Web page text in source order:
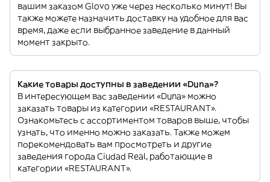
вашим заказом Glovo уже через несколько минут! Вы
также можете назначить доставку на удобное для вас
время, даже если выбранное заведение в данный
момент закрыто.
Какие товары доступны в заведении «Duna»?
В интересующем вас заведении «Duna» можно
заказать товары из категории «RESTAURANT».
Ознакомьтесь с ассортиментом товаров выше, чтобы
узнать, что именно можно заказать. Также можем
порекомендовать вам просмотреть и другие
заведения города Ciudad Real, работающие в
категории «RESTAURANT».